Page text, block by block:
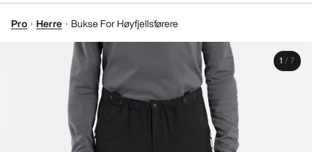
DAMER
HERRER
Pro Herre Bukse For Høyfjellsførere
1 / 7